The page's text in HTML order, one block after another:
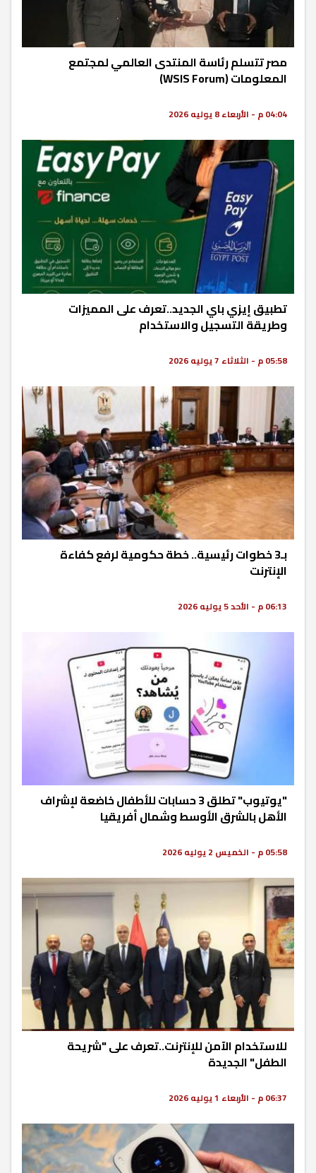
مصر تتسلم رئاسة المنتدى العالمي لمجتمع
المعلومات (WSIS Forum)
04:04 م - الأربعاء 8 يوليه 2026
تطبيق إيزي باي الجديد..تعرف على المميزات
وطريقة التسجيل والاستخدام
05:58 م - الثلاثاء 7 يوليه 2026
بـ3 خطوات رئيسية.. خطة حكومية لرفع كفاءة
الإنترنت
06:13 م - الأحد 5 يوليه 2026
"يوتيوب" تطلق 3 حسابات للأطفال خاضعة لإشراف
الأهل بالشرق الأوسط وشمال أفريقيا
05:58 م - الخميس 2 يوليه 2026
للاستخدام الآمن للإنترنت..تعرف على "شريحة
الطفل" الجديدة
06:37 م - الأربعاء 1 يوليه 2026